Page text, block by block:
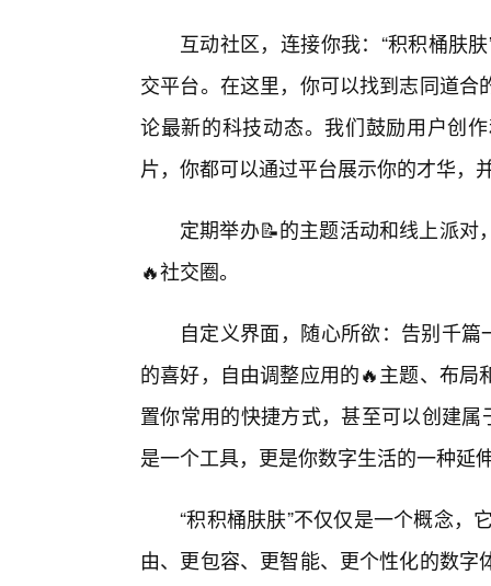
互动社区，连接你我：“积积桶肤
交平台。在这里，你可以找到志同道
论最新的科技动态。我们鼓励用户创
片，你都可以通过平台展示你的才华，
定期举办📝的主题活动和线上派
🔥社交圈。
自定义界面，随心所欲：告别千
的喜好，自由调整应用的🔥主题、布
置你常用的快捷方式，甚至可以创建
是一个工具，更是你数字生活的一种延
“积积桶肤肤”不仅仅是一个概念，
由、更包容、更智能、更个性化的数